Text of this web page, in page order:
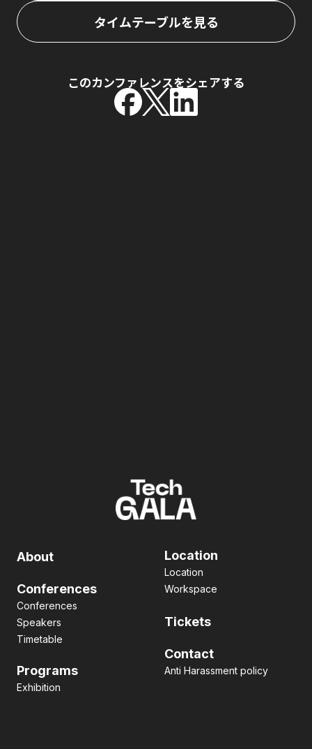
タイムテーブルを見る
このカンファレンスをシェアする
About
Conferences
Conferences
Speakers
Timetable
Programs
Exhibition
Location
Location
Workspace
Tickets
Contact
Anti Harassment policy